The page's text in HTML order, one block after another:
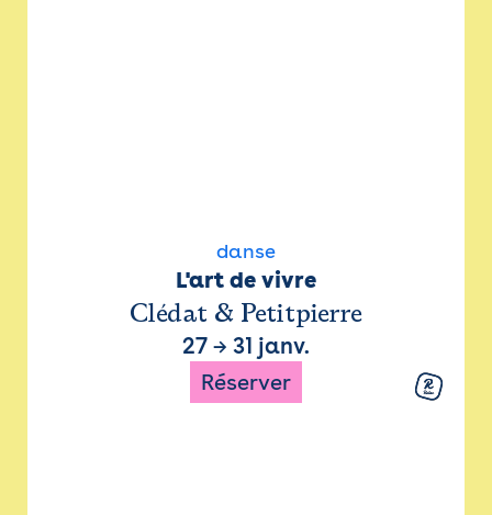
danse
L'art de vivre
Clédat & Petitpierre
27 → 31 janv.
Réserver